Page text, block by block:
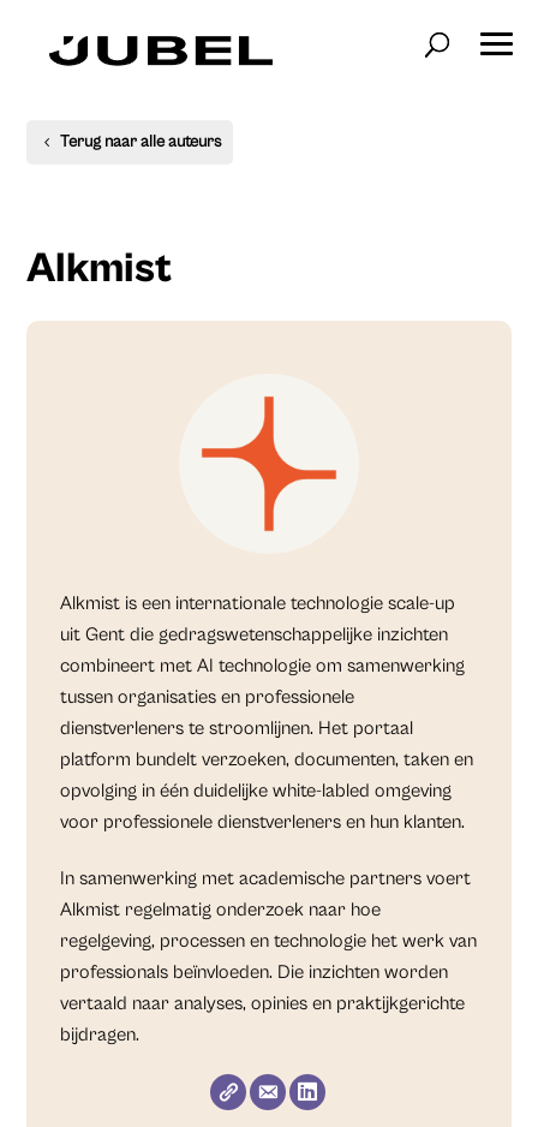
Terug naar alle auteurs
Alkmist
Alkmist is een internationale technologie scale-up
uit Gent die gedragswetenschappelijke inzichten
combineert met AI technologie om samenwerking
tussen organisaties en professionele
dienstverleners te stroomlijnen. Het portaal
platform bundelt verzoeken, documenten, taken en
opvolging in één duidelijke white-labled omgeving
voor professionele dienstverleners en hun klanten.
In samenwerking met academische partners voert
Alkmist regelmatig onderzoek naar hoe
regelgeving, processen en technologie het werk van
professionals beïnvloeden. Die inzichten worden
vertaald naar analyses, opinies en praktijkgerichte
bijdragen.